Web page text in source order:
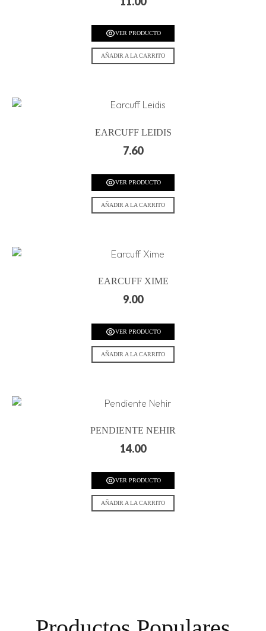
VER PRODUCTO
AÑADIR A LA CARRITO
EARCUFF LEIDIS
7.60
VER PRODUCTO
AÑADIR A LA CARRITO
EARCUFF XIME
9.00
VER PRODUCTO
AÑADIR A LA CARRITO
PENDIENTE NEHIR
14.00
VER PRODUCTO
AÑADIR A LA CARRITO